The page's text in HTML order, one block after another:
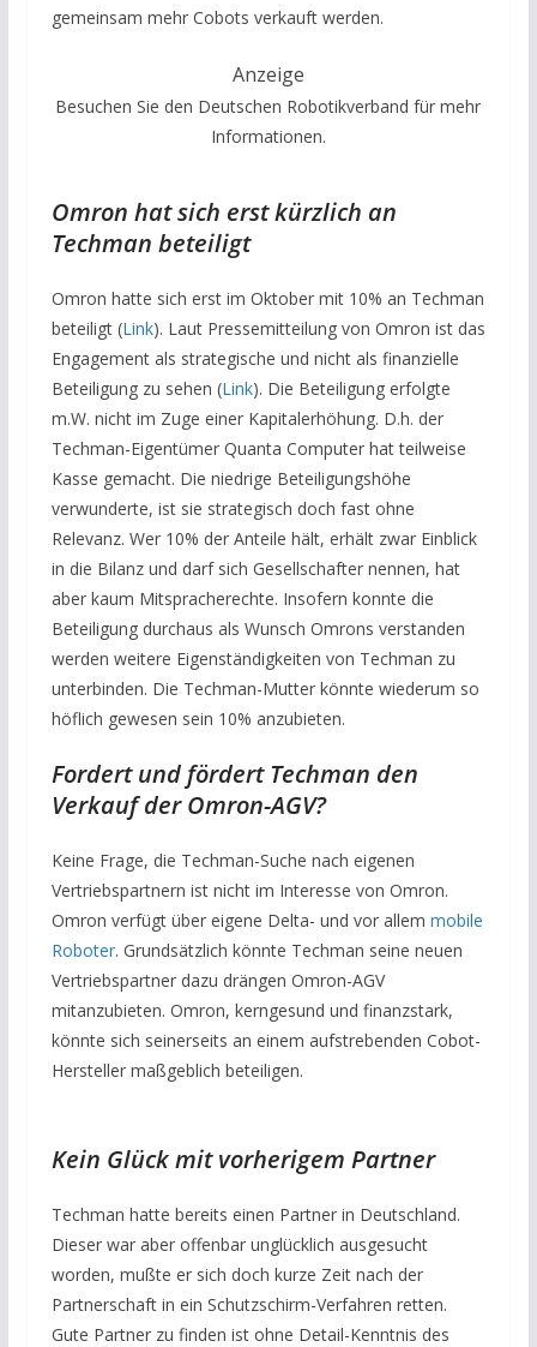
gemeinsam mehr Cobots verkauft werden.
Anzeige
Besuchen Sie den Deutschen Robotikverband für mehr
Informationen.
Omron hat sich erst kürzlich an
Techman beteiligt
Omron hatte sich erst im Oktober mit 10% an Techman
beteiligt (Link). Laut Pressemitteilung von Omron ist das
Engagement als strategische und nicht als finanzielle
Beteiligung zu sehen (Link). Die Beteiligung erfolgte
m.W. nicht im Zuge einer Kapitalerhöhung. D.h. der
Techman-Eigentümer Quanta Computer hat teilweise
Kasse gemacht. Die niedrige Beteiligungshöhe
verwunderte, ist sie strategisch doch fast ohne
Relevanz. Wer 10% der Anteile hält, erhält zwar Einblick
in die Bilanz und darf sich Gesellschafter nennen, hat
aber kaum Mitspracherechte. Insofern konnte die
Beteiligung durchaus als Wunsch Omrons verstanden
werden weitere Eigenständigkeiten von Techman zu
unterbinden. Die Techman-Mutter könnte wiederum so
höflich gewesen sein 10% anzubieten.
Fordert und fördert Techman den
Verkauf der Omron-AGV?
Keine Frage, die Techman-Suche nach eigenen
Vertriebspartnern ist nicht im Interesse von Omron.
Omron verfügt über eigene Delta- und vor allem mobile
Roboter. Grundsätzlich könnte Techman seine neuen
Vertriebspartner dazu drängen Omron-AGV
mitanzubieten. Omron, kerngesund und finanzstark,
könnte sich seinerseits an einem aufstrebenden Cobot-
Hersteller maßgeblich beteiligen.
Kein Glück mit vorherigem Partner
Techman hatte bereits einen Partner in Deutschland.
Dieser war aber offenbar unglücklich ausgesucht
worden, mußte er sich doch kurze Zeit nach der
Partnerschaft in ein Schutzschirm-Verfahren retten.
Gute Partner zu finden ist ohne Detail-Kenntnis des